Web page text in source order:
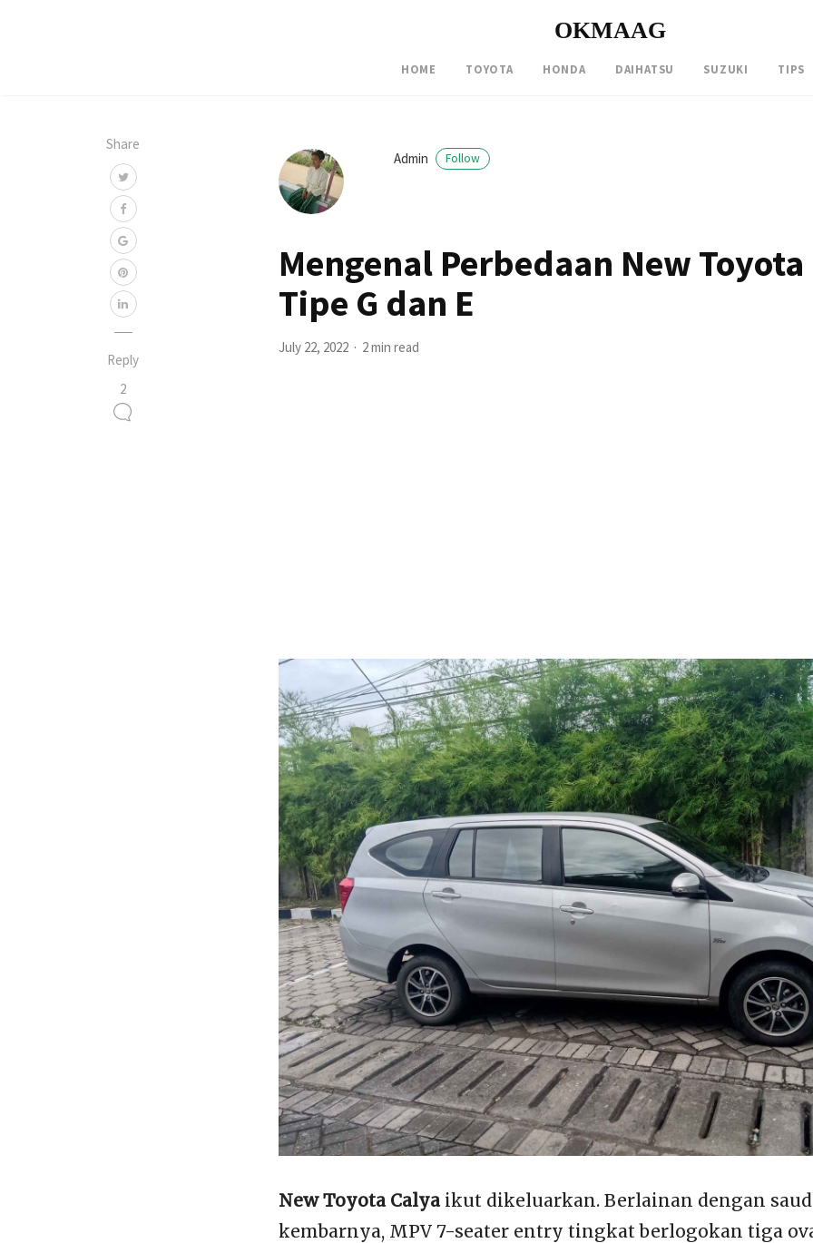
OKMAAG
HOME TOYOTA HONDA DAIHATSU SUZUKI TIPS
Share
Reply
2
Admin Follow
Mengenal Perbedaan New Toyota
Tipe G dan E
July 22, 2022 2 min read
New Toyota Calyaikut dikeluarkan. Berlainan dengan
kembarnya, MPV 7-seater entry tingkat berlogokan tiga